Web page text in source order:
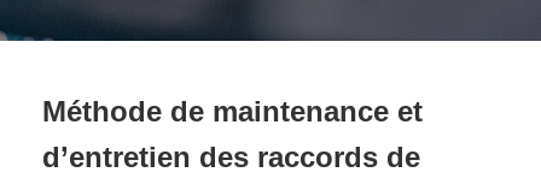
Méthode de maintenance et
d’entretien des raccords de